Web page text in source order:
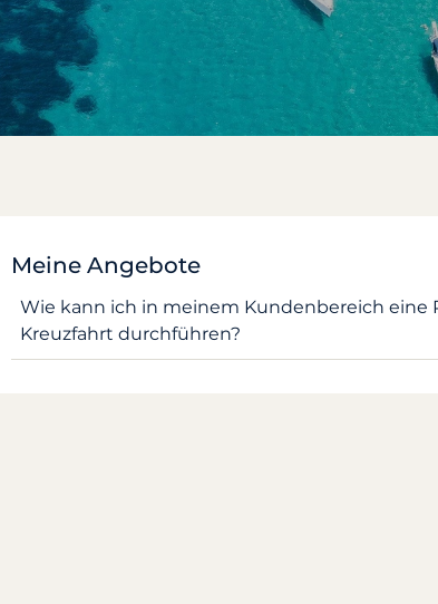
Meine Angebote
Wie kann ich in meinem Kundenbereich eine
Kreuzfahrt durchführen?